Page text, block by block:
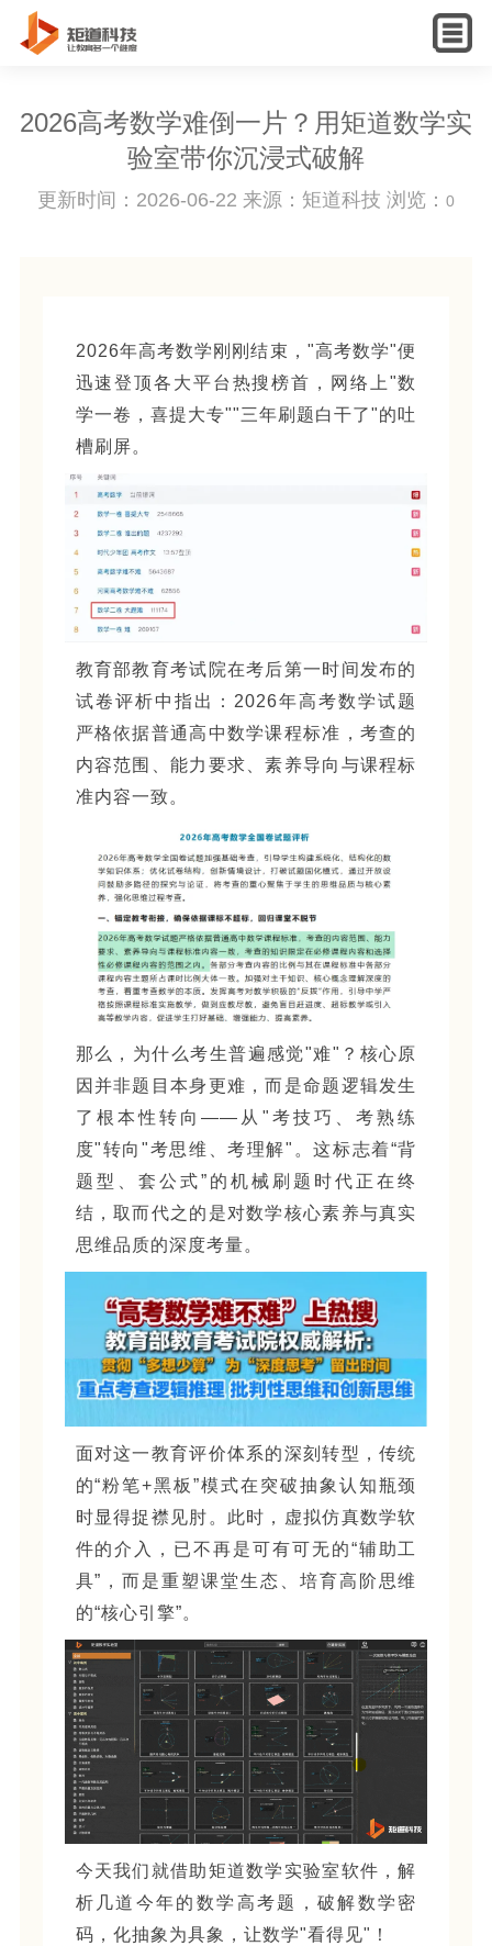
English
2026高考数学难倒一片？用矩道数学实
验室带你沉浸式破解
更新时间：2026-06-22 来源：矩道科技 浏览： 0
2026年高考数学刚刚结束，"高考数学"便
迅速登顶各大平台热搜榜首，网络上"数
学一卷，喜提大专""三年刷题白干了"的吐
槽刷屏。
教育部教育考试院在考后第一时间发布的
试卷评析中指出：2026年高考数学试题
严格依据普通高中数学课程标准，考查的
内容范围、能力要求、素养导向与课程标
准内容一致。
那么，为什么考生普遍感觉"难"？核心原
因并非题目本身更难，而是命题逻辑发生
了根本性转向——从"考技巧、考熟练
度"转向"考思维、考理解"。这标志着“背
题型、套公式”的机械刷题时代正在终
结，取而代之的是对数学核心素养与真实
思维品质的深度考量。
面对这一教育评价体系的深刻转型，传统
的“粉笔+黑板”模式在突破抽象认知瓶颈
时显得捉襟见肘。此时，虚拟仿真数学软
件的介入，已不再是可有可无的“辅助工
具”，而是重塑课堂生态、培育高阶思维
的“核心引擎”。
今天我们就借助矩道数学实验室软件，解
析几道今年的数学高考题，破解数学密
码，化抽象为具象，让数学"看得见"！